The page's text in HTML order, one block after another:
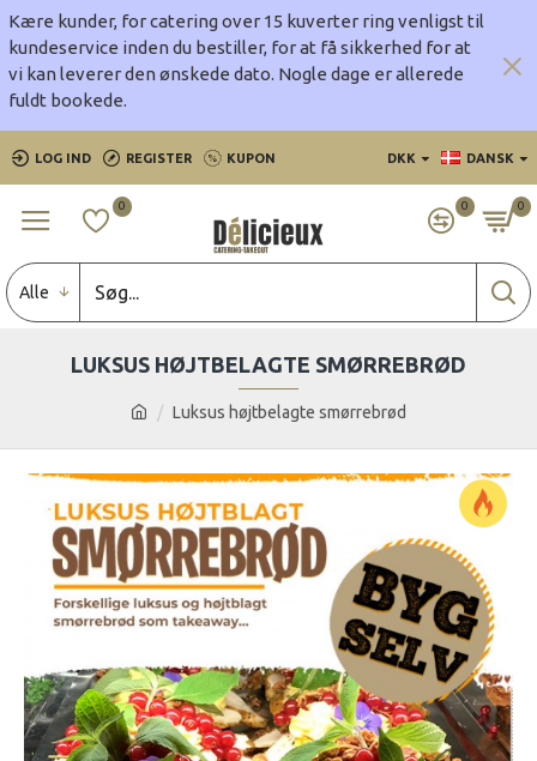
Kære kunder, for catering over 15 kuverter ring venligst til
kundeservice inden du bestiller, for at få sikkerhed for at
vi kan leverer den ønskede dato. Nogle dage er allerede
fuldt bookede.
LOG IND REGISTER KUPON DKK DANSK
0 0 0
Alle
Luksus højtbelagte smørrebrød
LUKSUS HØJTBELAGTE SMØRREBRØD